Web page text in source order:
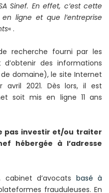
Sinef. En effet, c’est cette
ligne et que l’entreprise
« .
recherche fourni par les
des informations
domaine), le site Internet
2021. Dès lors, il est
soit mis en ligne 11 ans
pas investir et/ou traiter
hébergée à l’adresse
cabinet d’avocats basé à
frauduleuses. En